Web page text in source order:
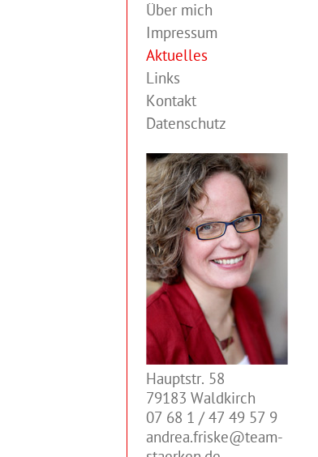
Über mich
Impressum
Aktuelles
Links
Kontakt
Datenschutz
Hauptstr. 58
79183 Waldkirch
07 68 1 / 47 49 57 9
andrea.friske@team-